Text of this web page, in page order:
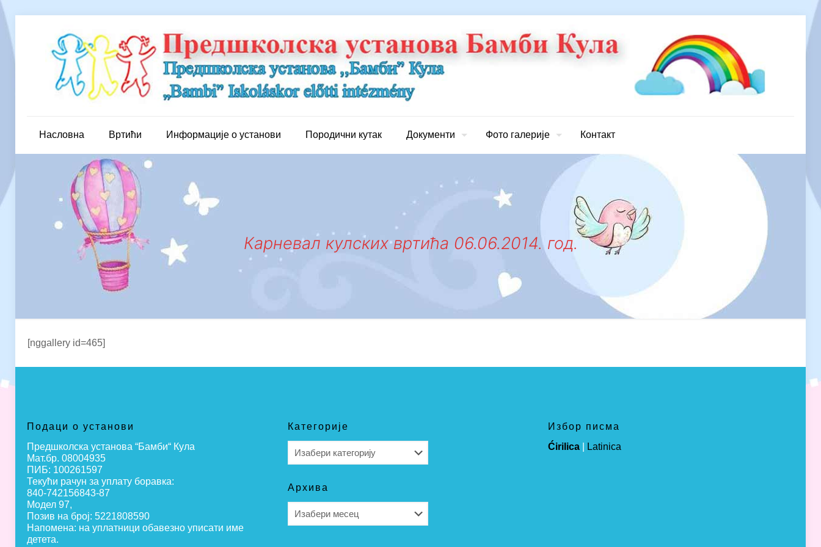
Насловна Вртићи Информације о установи Породични кутак Документи Фото галерије Контакт
Карневал кулских вртића 06.06.2014. год.
[nggallery id=465]
Подаци о установи
Предшколска установа “Бамби“ Кула
Мат.бр. 08004935
ПИБ: 100261597
Текући рачун за уплату боравка:
840-742156843-87
Модел 97,
Позив на број: 5221808590
Напомена: на уплатници обавезно уписати име
детета.
Категорије
Архива
Избор писма
Ćirilica
Latinica